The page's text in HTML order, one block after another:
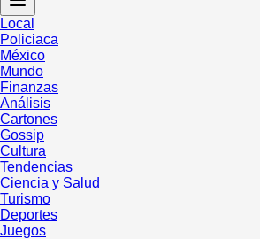
Local
Policiaca
México
Mundo
Finanzas
Análisis
Cartones
Gossip
Cultura
Tendencias
Ciencia y Salud
Turismo
Deportes
Juegos